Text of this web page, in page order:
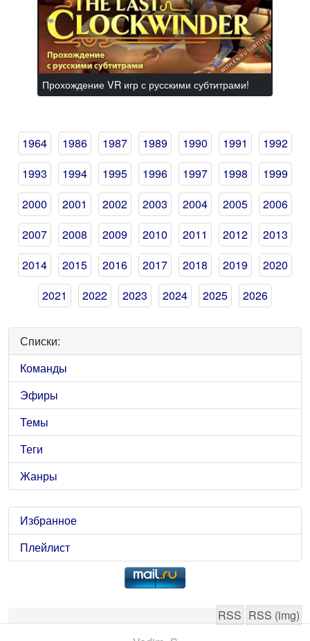
Прохождение VR игр с русскими субтитрами!
1964 1986 1987 1989 1990 1991
1992
1993
1994 1995 1996 1997 1998
1999
2000
2001 2002 2003 2004 2005
2006
2007
2008 2009 2010 2011 2012
2013
2014
2015 2016 2017 2018 2019
2020
2021
2022 2023 2024 2025 2026
Списки:
Команды
Эфиры
Темы
Теги
Жанры
Избранное
Плейлист
RSS RSS (img)